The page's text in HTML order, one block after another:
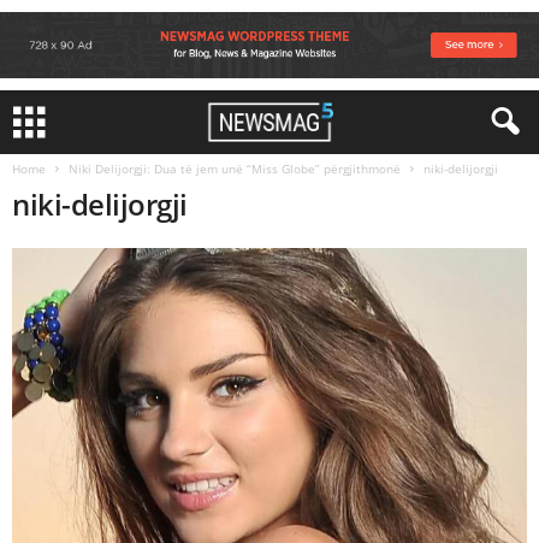
Home Niki Delijorgji: Dua të jem unë “Miss Globe” përgjithmonë niki-delijorgji
niki-delijorgji